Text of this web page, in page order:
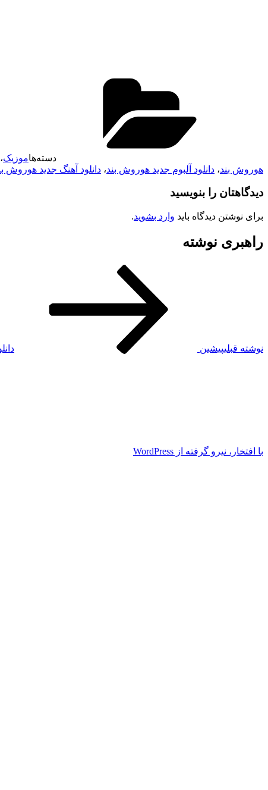
دسته‌هاموزیک،
هوروش بند، دانلود آلبوم جدید هوروش بند، دانلود آهنگ جدید هوروش
دیدگاهتان را بنویسید
برای نوشتن دیدگاه باید وارد بشوید.
راهبری نوشته
نوشته قبلیپیشین
با افتخار، نیرو گرفته از WordPress